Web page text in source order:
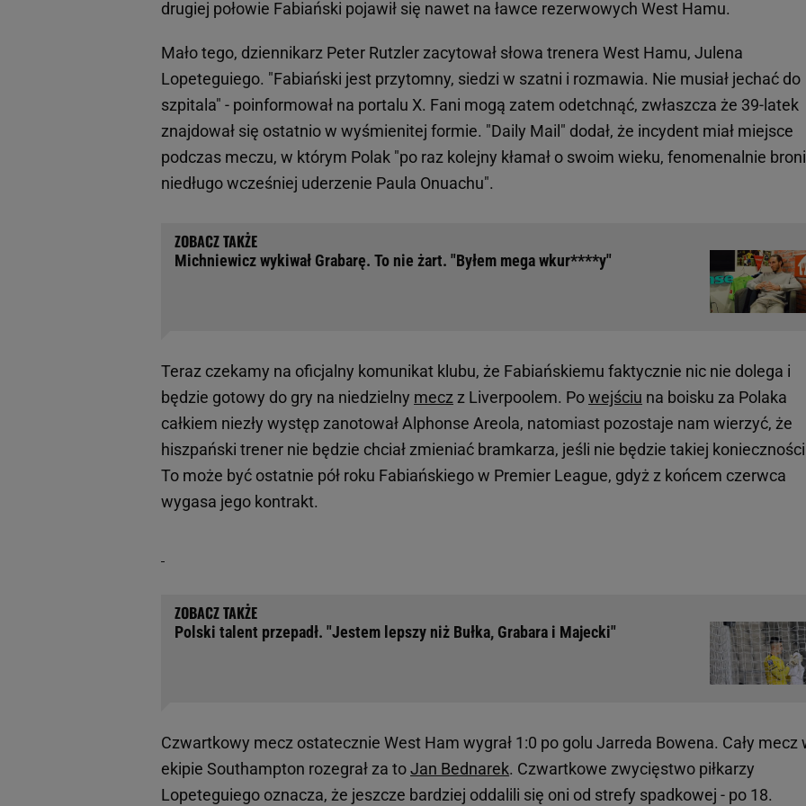
drugiej połowie Fabiański pojawił się nawet na ławce rezerwowych West Hamu.
Mało tego, dziennikarz Peter Rutzler zacytował słowa trenera West Hamu, Julena
Lopeteguiego. "Fabiański jest przytomny, siedzi w szatni i rozmawia. Nie musiał jechać do
szpitala" - poinformował na portalu X. Fani mogą zatem odetchnąć, zwłaszcza że 39-latek
znajdował się ostatnio w wyśmienitej formie. "Daily Mail" dodał, że incydent miał miejsce
podczas meczu, w którym Polak "po raz kolejny kłamał o swoim wieku, fenomenalnie
niedługo wcześniej uderzenie Paula Onuachu".
Michniewicz wykiwał Grabarę. To nie żart. "Byłem mega wkur****y"
Teraz czekamy na oficjalny komunikat klubu, że Fabiańskiemu faktycznie nic nie dolega i
będzie gotowy do gry na niedzielny meczz Liverpoolem. Powejściu na boisku za Polaka
całkiem niezły występ zanotował Alphonse Areola, natomiast pozostaje nam wierzyć, że
hiszpański trener nie będzie chciał zmieniać bramkarza, jeśli nie będzie takiej
To może być ostatnie pół roku Fabiańskiego w Premier League, gdyż z końcem czerwca
wygasa jego kontrakt.
Polski talent przepadł. "Jestem lepszy niż Bułka, Grabara i Majecki"
Czwartkowy mecz ostatecznie West Ham wygrał 1:0 po golu Jarreda Bowena. Cały mecz
ekipie Southampton rozegrał za toJan Bednarek. Czwartkowe zwycięstwo piłkarzy
Lopeteguiego oznacza, że jeszcze bardziej oddalili się oni od strefy spadkowej - po 18.